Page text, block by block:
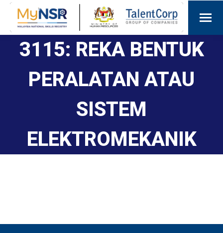
3115: REKA BENTUK
PERALATAN ATAU
SISTEM
ELEKTROMEKANIK